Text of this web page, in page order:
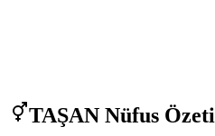
TAŞAN Nüfus Özeti